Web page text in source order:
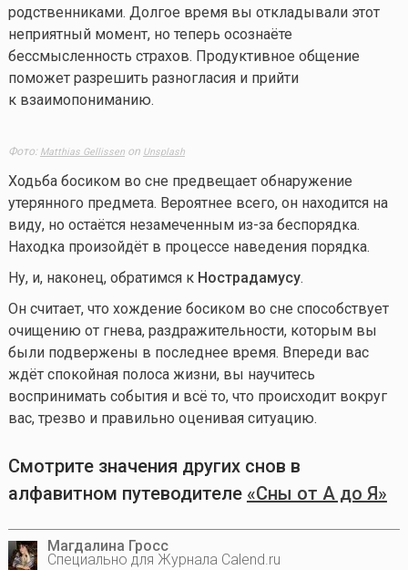
родственниками. Долгое время вы откладывали этот
неприятный момент, но теперь осознаёте
бессмысленность страхов. Продуктивное общение
поможет разрешить разногласия и прийти
к взаимопониманию.
Фото: Matthias Gellissenon Unsplash
Ходьба босиком во сне предвещает обнаружение
утерянного предмета. Вероятнее всего, он находится на
виду, но остаётся незамеченным из-за беспорядка.
Находка произойдёт в процессе наведения порядка.
Ну, и, наконец, обратимся к Нострадамусу.
Он считает, что хождение босиком во сне способствует
очищению от гнева, раздражительности, которым вы
были подвержены в последнее время. Впереди вас
ждёт спокойная полоса жизни, вы научитесь
воспринимать события и всё то, что происходит вокруг
вас, трезво и правильно оценивая ситуацию.
Смотрите значения других снов в
алфавитном путеводителе «Сны от А до Я»
Магдалина Гросс
Специально для Журнала Calend.ru